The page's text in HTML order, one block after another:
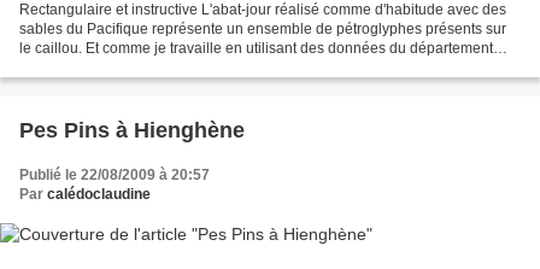
Rectangulaire et instructive L'abat-jour réalisé comme d'habitude avec des
sables du Pacifique représente un ensemble de pétroglyphes présents sur
le caillou. Et comme je travaille en utilisant des données du département
Pes Pins à Hienghène
Publié le 22/08/2009 à 20:57
Par calédoclaudine